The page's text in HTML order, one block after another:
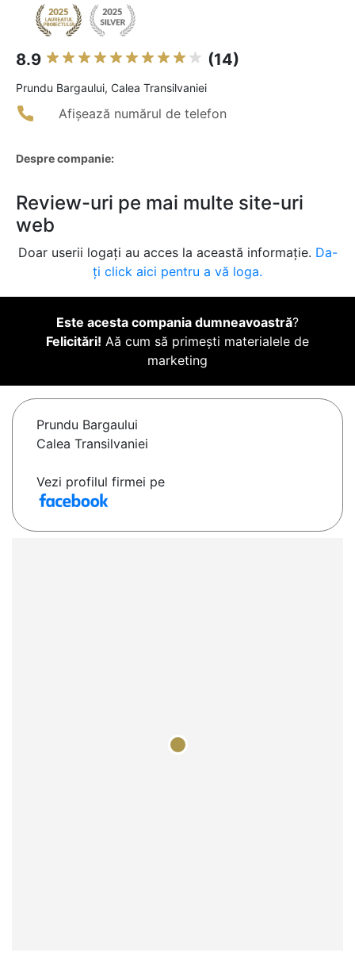
8.9 (14)
Prundu Bargaului, Calea Transilvaniei
Afișează numărul de telefon
Despre companie:
Review-uri pe mai multe site-uri
web
Doar userii logați au acces la această informație. Da-
ți click aici pentru a vă loga.
Este acesta compania dumneavoastră?
Felicitări! Aă cum să primești materialele de
marketing
Prundu Bargaului
Calea Transilvaniei
Vezi profilul firmei pe